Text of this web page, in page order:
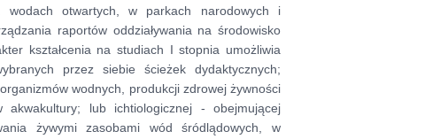
wodach otwartych, w parkach narodowych i
raportów oddziaływania na środowisko
kształcenia na studiach I stopnia umożliwia
przez siebie ścieżek dydaktycznych;
wodnych, produkcji zdrowej żywności
akwakultury; lub ichtiologicznej - obejmującej
żywymi zasobami wód śródlądowych, w